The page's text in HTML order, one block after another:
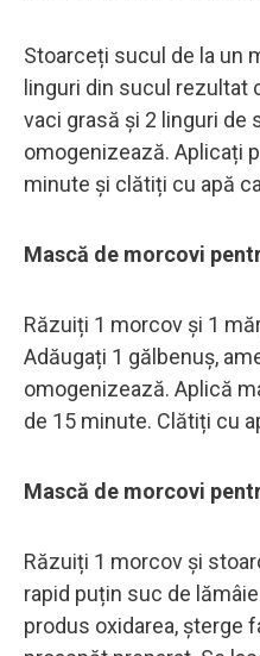
Stoarceți sucul de la un
linguri din sucul rezultat
vaci grasă și 2 linguri de
omogenizează. Aplicați
minute și clătiți cu apă
Mască de morcovi
Răzuiți 1 morcov și 1
Adăugați 1 gălbenuș,
omogenizează. Aplică
de 15 minute. Clătiți cu
Mască de morcovi
Răzuiți 1 morcov și
rapid puțin suc de
produs oxidarea, șterge